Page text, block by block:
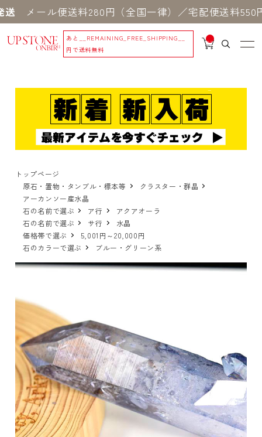
ル便送料280円（全国一律）／宅配便送料550円 ※
あと
__REMAINING_FREE_SHIPPING__
円で送料無料
__
IT
_
トップページ
原石・置物・タンブル・標本等
クラスター・群晶
アーカンソー産水晶
石の名前で選ぶ
ア行
アクアオーラ
石の名前で選ぶ
サ行
水晶
価格帯で選ぶ
5,001円～20,000円
石のカラーで選ぶ
ブルー・グリーン系